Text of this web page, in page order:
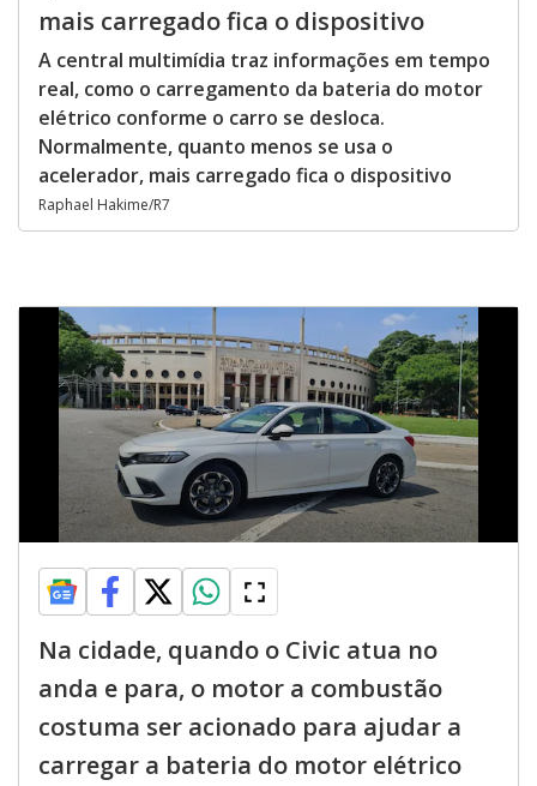
mais carregado fica o dispositivo
A central multimídia traz informações em tempo
real, como o carregamento da bateria do motor
elétrico conforme o carro se desloca.
Normalmente, quanto menos se usa o
acelerador, mais carregado fica o dispositivo
Raphael Hakime/R7
Na cidade, quando o Civic atua no
anda e para, o motor a combustão
costuma ser acionado para ajudar a
carregar a bateria do motor elétrico